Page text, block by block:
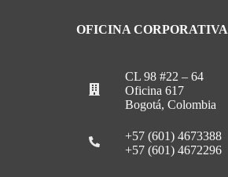
OFICINA CORPORATIVA
CL 98 #22 – 64
Oficina 617
Bogotá, Colombia
+57 (601) 4673388
+57 (601) 4672296